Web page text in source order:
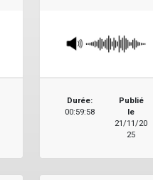
Durée:
00:59:58
Publié
le
21/11/20
25